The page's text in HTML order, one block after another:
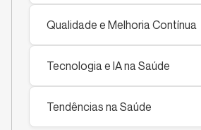
Qualidade e Melhoria Contínua
Tecnologia e IA na Saúde
Tendências na Saúde